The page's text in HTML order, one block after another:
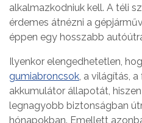
alkalmazkodniuk kell. A téli
érdemes átnézni a
éppen egy hosszabb
Ilyenkor elengedhetetlen,
gumiabroncsok, a világítás,
akkumulátor állapotát,
legnagyobb biztonságban
hónapokban. Emellett